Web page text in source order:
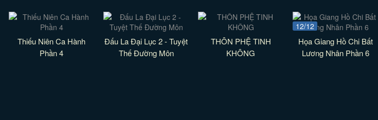
Thiếu Niên Ca Hành
Phần 4
Đấu La Đại Lục 2 - Tuyệt
Thế Đường Môn
THÔN PHỆ TINH
KHÔNG
12/12
Họa Giang Hồ Chi Bất
Lương Nhân Phần 6